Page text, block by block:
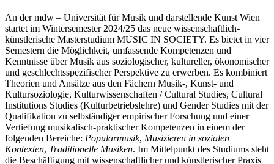
An der mdw – Universität für Musik und darstellende Kunst Wien
startet im Wintersemester 2024/25 das neue wissenschaftlich-
künstlerische Masterstudium MUSIC IN SOCIETY. Es bietet in vier
Semestern die Möglichkeit, umfassende Kompetenzen und
Kenntnisse über Musik aus soziologischer, kultureller, ökonomischer
und geschlechtsspezifischer Perspektive zu erwerben. Es kombiniert
Theorien und Ansätze aus den Fächern Musik-, Kunst- und
Kultursoziologie, Kulturwissenschaften / Cultural Studies, Cultural
Institutions Studies (Kulturbetriebslehre) und Gender Studies mit der
Qualifikation zu selbständiger empirischer Forschung und einer
Vertiefung musikalisch-praktischer Kompetenzen in einem der
folgenden Bereiche: Popularmusik, Musizieren in sozialen
Kontexten, Traditionelle Musiken. Im Mittelpunkt des Studiums steht
die Beschäftigung mit wissenschaftlicher und künstlerischer Praxis